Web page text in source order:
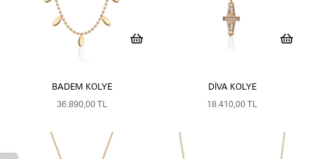
BADEM KOLYE
36.890,00 TL
DIVA KOLYE
18.410,00 TL